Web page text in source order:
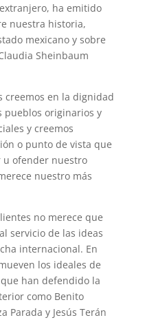
ha emitido
nuestra historia,
mexicano y sobre
Sheinbaum
creemos en la dignidad
pueblos originarios y
y creemos
o punto de vista que
ofender nuestro
nuestro más
no merece que
servicio de las ideas
internacional. En
los ideales de
han defendido la
como Benito
Parada y Jesús Terán